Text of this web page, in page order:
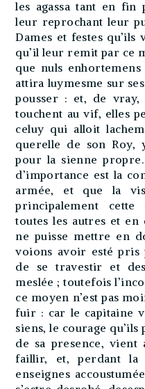
les agassa tant en fin
leur reprochant leur
Dames et festes qu’ils
qu’il leur remit par ce
que nuls
attira luymesme sur
pousser : et, de
touchent au vif, elles
celuy qui alloit
querelle de son Roy,
pour la sienne
d’importance est la
armée, et que la
principalement
toutes les autres et en
ne puisse mettre en
voions avoir esté pris
de se travestir et
meslée ; toutefois
ce moyen n’est pas
fuir : car le capitaine
siens, le courage
de sa presence, vient
faillir, et, perdant la
enseignes